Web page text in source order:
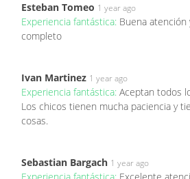
Esteban Tomeo 1 year ago
Experiencia fantástica: Buena
completo
Ivan Martinez 1 year ago
Experiencia fantástica: Aceptan todos
Los chicos tienen mucha paciencia y
cosas.
Sebastian Bargach 1 year ago